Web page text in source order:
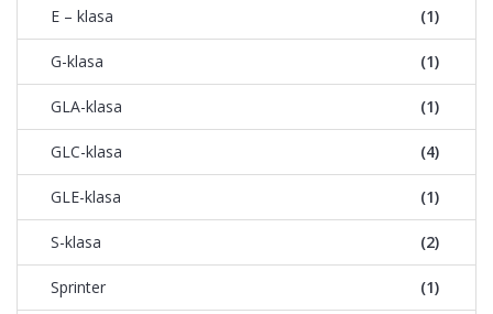
E – klasa (1)
G-klasa (1)
GLA-klasa (1)
GLC-klasa (4)
GLE-klasa (1)
S-klasa (2)
Sprinter (1)